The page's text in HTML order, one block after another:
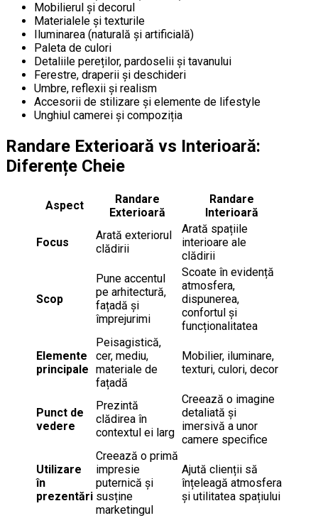
Mobilierul și decorul
Materialele și texturile
Iluminarea (naturală și artificială)
Paleta de culori
Detaliile pereților, pardoselii și tavanului
Ferestre, draperii și deschideri
Umbre, reflexii și realism
Accesorii de stilizare și elemente de lifestyle
Unghiul camerei și compoziția
Randare Exterioară vs Interioară:
Diferențe Cheie
Aspect
Randare
Exterioară
Randare
Interioară
Focus
Arată exteriorul
clădirii
Arată spațiile
interioare ale
clădirii
Scop
Pune accentul
pe arhitectură,
fațadă și
împrejurimi
Scoate în evidență
atmosfera,
dispunerea,
confortul și
funcționalitatea
Elemente
principale
Peisagistică,
cer, mediu,
materiale de
fațadă
Mobilier, iluminare,
texturi, culori, decor
Punct de
vedere
Prezintă
clădirea în
contextul ei larg
Creează o imagine
detaliată și
imersivă a unor
camere specifice
Utilizare
în
prezentări
Creează o primă
impresie
puternică și
susține
marketingul
Ajută clienții să
înțeleagă atmosfera
și utilitatea spațiului